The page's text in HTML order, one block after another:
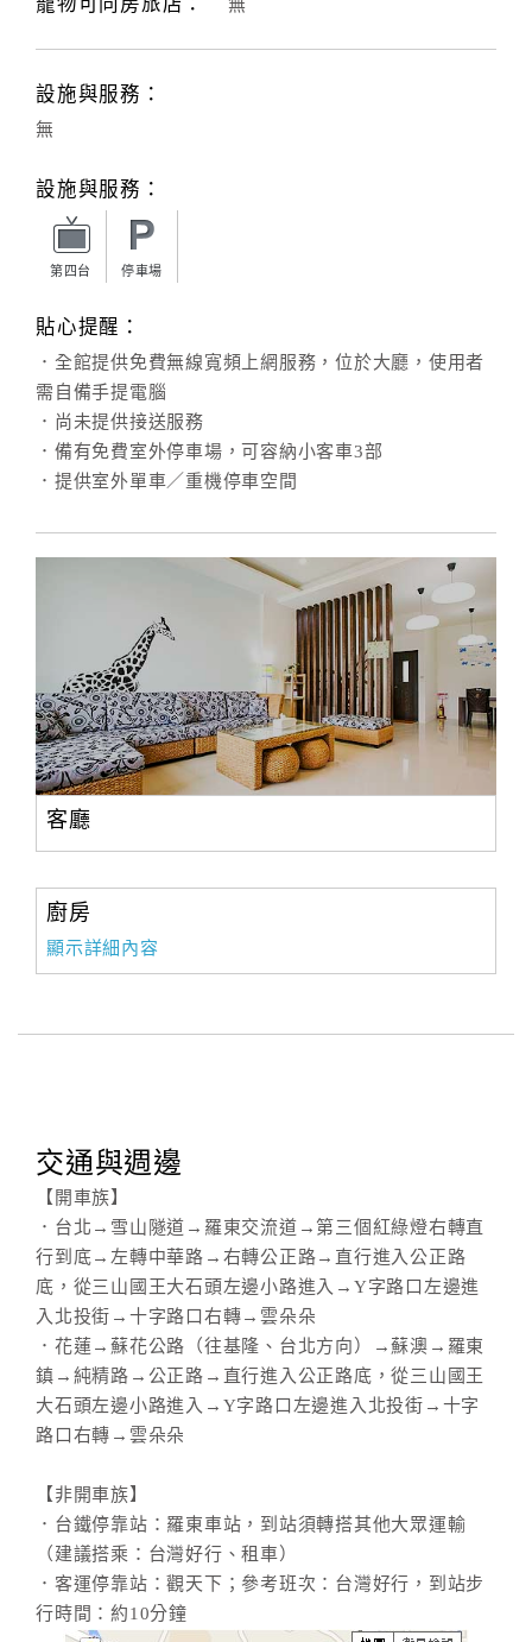
無
設施與服務：
無
設施與服務：
第四台 停車場
貼心提醒：
．全館提供免費無線寬頻上網服務，位於大廳，使用者
需自備手提電腦
．尚未提供接送服務
．備有免費室外停車場，可容納小客車3部
．提供室外單車／重機停車空間
客廳
廚房
顯示詳細內容
交通與週邊
【開車族】
．台北→雪山隧道→羅東交流道→第三個紅綠燈右轉直
行到底→左轉中華路→右轉公正路→直行進入公正路
底，從三山國王大石頭左邊小路進入→Y字路口左邊進
入北投街→十字路口右轉→雲朵朵
．花蓮→蘇花公路（往基隆、台北方向）→蘇澳→羅東
鎮→純精路→公正路→直行進入公正路底，從三山國王
大石頭左邊小路進入→Y字路口左邊進入北投街→十字
路口右轉→雲朵朵
【非開車族】
．台鐵停靠站：羅東車站，到站須轉搭其他大眾運輸
（建議搭乘：台灣好行、租車）
．客運停靠站：觀天下；參考班次：台灣好行，到站步
行時間：約10分鐘